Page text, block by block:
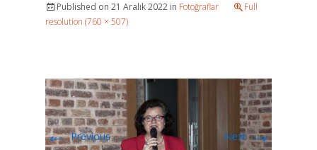
Published on 21 Aralık 2022 in Fotoğraflar
Full
resolution (760 × 507)
←Previous Next→